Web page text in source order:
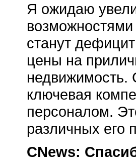
Я ожидаю
станут
цены на
недвижимость.
ключевая
персоналом.
различных его
CNews: